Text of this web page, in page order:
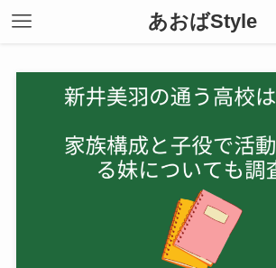
あおばStyle